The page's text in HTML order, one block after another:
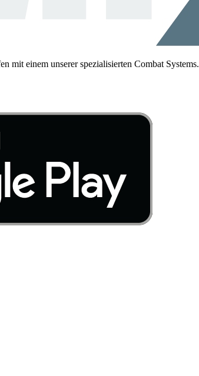
einem unserer spezialisierten Combat Systems.